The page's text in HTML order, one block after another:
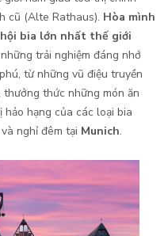
cũ (Alte Rathaus). Hòa mình
bia lớn nhất thế giới
trải nghiệm đáng nhớ
từ những vũ điệu truyền
thức những món ăn
hạng của các loại bia
nghỉ đêm tại Munich.